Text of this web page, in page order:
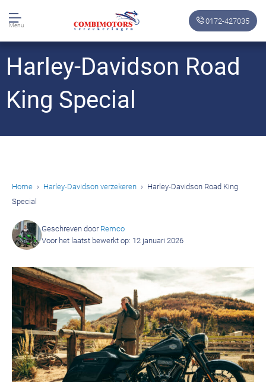
Menu 0172-427035
Harley-Davidson Road
King Special
Home Harley-Davidson verzekeren
Harley-Davidson Road King
Special
Geschreven door Remco
Voor het laatst bewerkt op: 12 januari 2026